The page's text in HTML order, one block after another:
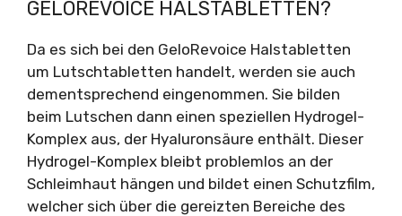
GELOREVOICE HALSTABLETTEN?
Da es sich bei den GeloRevoice Halstabletten
um Lutschtabletten handelt, werden sie auch
dementsprechend eingenommen. Sie bilden
beim Lutschen dann einen speziellen Hydrogel-
Komplex aus, der Hyaluronsäure enthält. Dieser
Hydrogel-Komplex bleibt problemlos an der
Schleimhaut hängen und bildet einen Schutzfilm,
welcher sich über die gereizten Bereiche des